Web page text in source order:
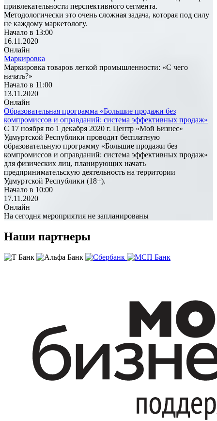
привлекательности перспективного сегмента.
Методологически это очень сложная задача, которая под силу
не каждому маркетологу.
Начало в 13:00
16.11.2020
Онлайн
Маркировка
Маркировка товаров легкой промышленности: «С чего
начать?»
Начало в 11:00
13.11.2020
Онлайн
Образовательная программа «Большие продажи без
компромиссов и оправданий: система эффективных продаж»
С 17 ноября по 1 декабря 2020 г. Центр «Мой Бизнес»
Удмуртской Республики проводит бесплатную
образовательную программу «Большие продажи без
компромиссов и оправданий: система эффективных продаж»
для физических лиц, планирующих начать
предпринимательскую деятельность на территории
Удмуртской Республики (18+).
Начало в 10:00
17.11.2020
Онлайн
На сегодня мероприятия не запланированы
Наши партнеры